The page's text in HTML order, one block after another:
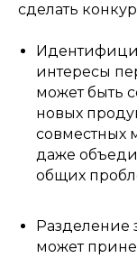
сделать
интересы
может быть
новых
совместных
даже
общих
Разделение
может